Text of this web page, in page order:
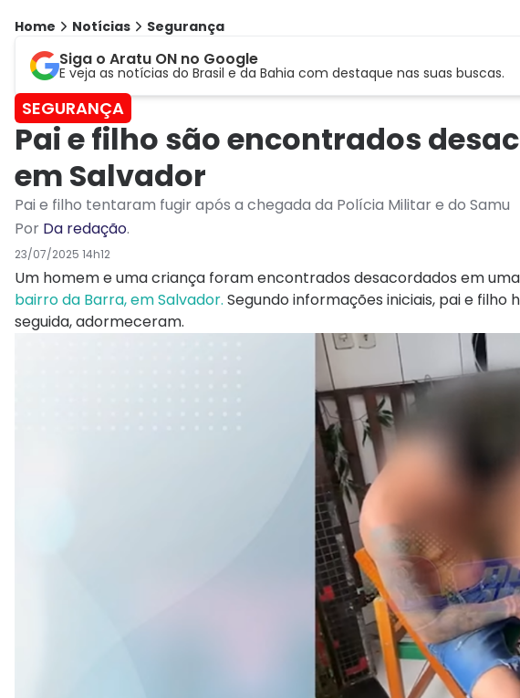
Home Notícias Segurança
Siga o Aratu ON no Google
E veja as notícias do Brasil e da Bahia com destaque nas suas buscas.
SEGURANÇA
Pai e filho são encontrados
em Salvador
Pai e filho tentaram fugir após a chegada da Polícia Militar e do Samu
Por Da redação.
23/07/2025 14h12
Um homem e uma criança foram encontrados desacordados em
bairro da Barra, em Salvador. Segundo informações iniciais, pai e
seguida, adormeceram.